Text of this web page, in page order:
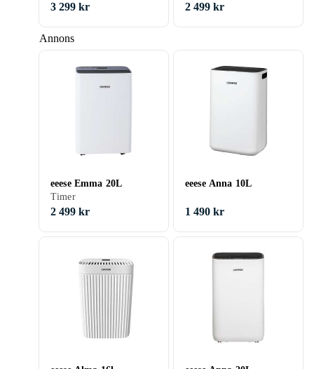
Annons
3 299 kr
2 499 kr
eeese Emma 20L
Timer
2 499 kr
eeese Anna 10L
1 490 kr